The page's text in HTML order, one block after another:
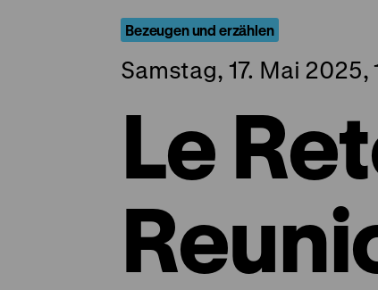
Bezeugen und erzählen
Samstag, 17. Mai 2025,
Le